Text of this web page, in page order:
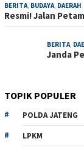
BERITA, BUDAYA, DAERAH
Resmi! Jalan
BERITA,
Janda
TOPIK POPULER
POLDA JATENG
LPKM